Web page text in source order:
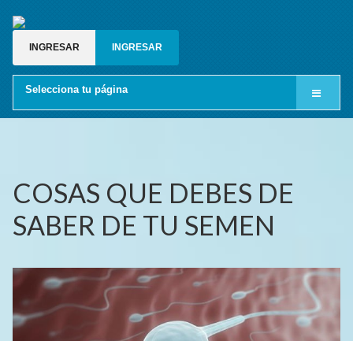
INGRESAR INGRESAR
Selecciona tu página
Blog gay
Grupos de whatsapp gay
COSAS QUE DEBES DE
SABER DE TU SEMEN